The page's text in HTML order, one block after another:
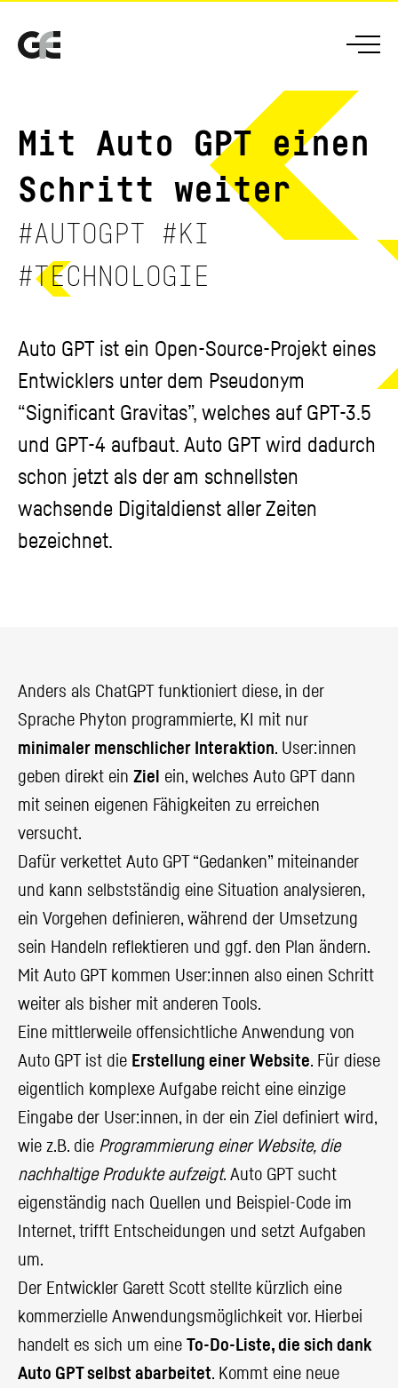
GFE
Mit Auto GPT einen
Schritt weiter
#AUTOGPT #KI
#TECHNOLOGIE
Auto GPT ist ein Open-Source-Projekt eines
Entwicklers unter dem Pseudonym
“Significant Gravitas”, welches auf GPT-3.5
und GPT-4 aufbaut. Auto GPT wird dadurch
schon jetzt als der am schnellsten
wachsende Digitaldienst aller Zeiten
bezeichnet.
Anders als ChatGPT funktioniert diese, in der
Sprache Phyton programmierte, KI mit nur
minimaler menschlicher Interaktion. User:innen
geben direkt ein Ziel ein, welches Auto GPT dann
mit seinen eigenen Fähigkeiten zu erreichen
versucht.
Dafür verkettet Auto GPT “Gedanken” miteinander
und kann selbstständig eine Situation analysieren,
ein Vorgehen definieren, während der Umsetzung
sein Handeln reflektieren und ggf. den Plan ändern.
Mit Auto GPT kommen User:innen also einen Schritt
weiter als bisher mit anderen Tools.
Eine mittlerweile offensichtliche Anwendung von
Auto GPT ist die Erstellung einer Website. Für diese
eigentlich komplexe Aufgabe reicht eine einzige
Eingabe der User:innen, in der ein Ziel definiert wird,
wie z.B. die Programmierung einer Website, die
nachhaltige Produkte aufzeigt. Auto GPT sucht
eigenständig nach Quellen und Beispiel-Code im
Internet, trifft Entscheidungen und setzt Aufgaben
um.
Der Entwickler Garett Scott stellte kürzlich eine
kommerzielle Anwendungsmöglichkeit vor. Hierbei
handelt es sich um eine To-Do-Liste, die sich dank
Auto GPT selbst abarbeitet. Kommt eine neue